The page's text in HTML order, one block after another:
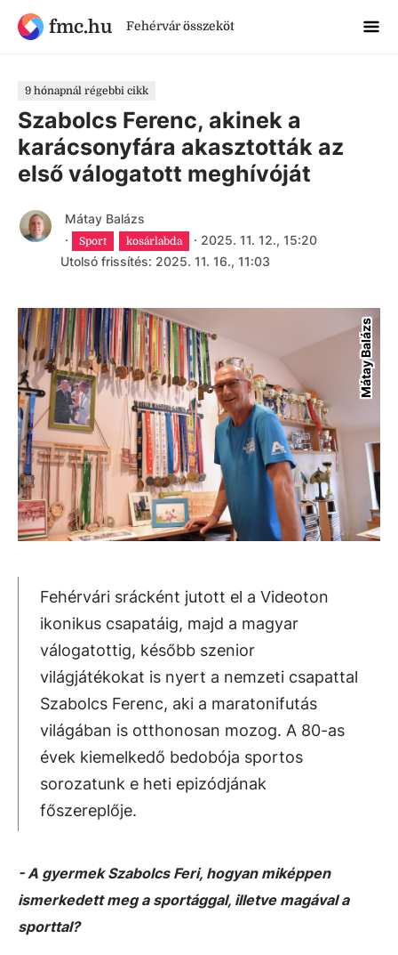
fmc.hu Fehérvár összeköt
9 hónapnál régebbi cikk
Szabolcs Ferenc, akinek a
karácsonyfára akasztották az
első válogatott meghívóját
Mátay Balázs
·
Sport kosárlabda · 2025. 11. 12., 15:20
Utolsó frissítés: 2025. 11. 16., 11:03
Mátay Balázs
Fehérvári srácként jutott el a Videoton
ikonikus csapatáig, majd a magyar
válogatottig, később szenior
világjátékokat is nyert a nemzeti csapattal
Szabolcs Ferenc, aki a maratonifutás
világában is otthonosan mozog. A 80-as
évek kiemelkedő bedobója sportos
sorozatunk e heti epizódjának
főszereplője.
- A gyermek Szabolcs Feri, hogyan miképpen
ismerkedett meg a sportággal, illetve magával a
sporttal?